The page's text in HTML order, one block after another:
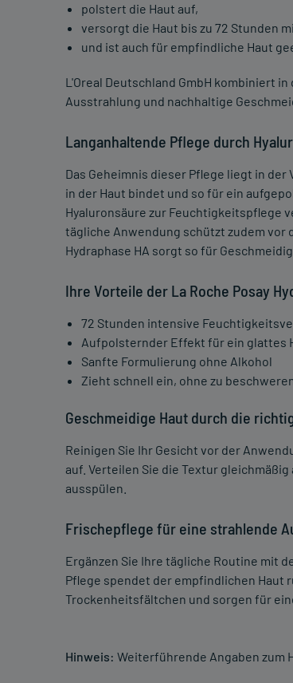
polstert die Haut auf,
versorgt die Haut bis zu 72 Stunden
und ist auch für empfindliche Haut
L'Oreal Deutschland GmbH kombiniert
Ausstrahlung und nachhaltige
Langanhaltende Pflege durch
Das Geheimnis dieser Pflege liegt in
in der Haut bindet und so für ein
Hyaluronsäure zur Feuchtigkeitspflege
tägliche Anwendung schützt zudem vor
Hydraphase HA sorgt so für
Ihre Vorteile der La Roche Posay
72 Stunden intensive
Aufpolsternder Effekt für ein glattes
Sanfte Formulierung ohne Alkohol
Zieht schnell ein, ohne zu
Geschmeidige Haut durch die
Reinigen Sie Ihr Gesicht vor der
auf. Verteilen Sie die Textur
ausspülen.
Frischepflege für eine strahlende
Ergänzen Sie Ihre tägliche Routine mit
Pflege spendet der empfindlichen Haut
Trockenheitsfältchen und sorgen für
Hinweis: Weiterführende Angaben zum